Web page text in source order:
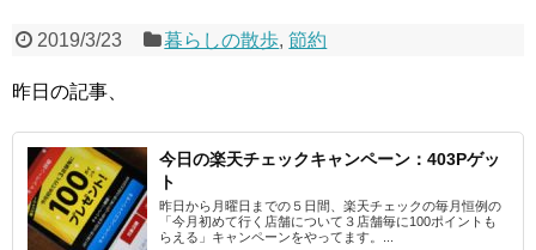
2019/3/23 暮らしの散歩,節約
昨日の記事、
今日の楽天チェックキャンペーン：403Pゲッ
ト
昨日から月曜日までの５日間、楽天チェックの毎月恒例の
「今月初めて行く店舗について３店舗毎に100ポイントも
らえる」キャンペーンをやってます。...